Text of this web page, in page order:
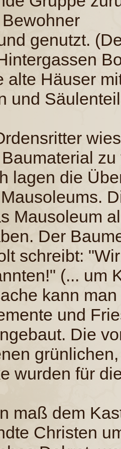
genutzt.
alte Häuser
und
lagen die
Mausoleum
Der
schreibt:
(... um
kann
und
Die
wurden für
maß dem
Christen